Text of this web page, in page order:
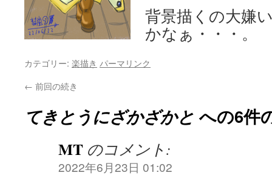
背景描くの大嫌
かなぁ・・・。
カテゴリー: 楽描き パーマリンク
← 前回の続き
てきとうにざかざかと への6件
MT のコメント:
2022年6月23日 01:02